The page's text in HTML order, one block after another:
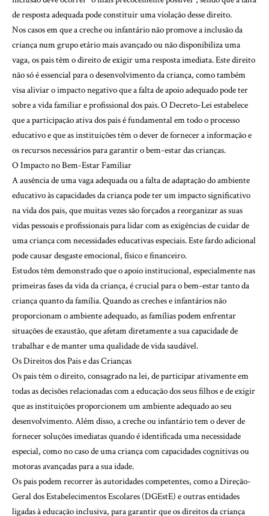
de resposta adequada pode constituir uma violação desse direito.
Nos casos em que a creche ou infantário não promove a inclusão da
criança num grupo etário mais avançado ou não disponibiliza uma
vaga, os pais têm o direito de exigir uma resposta imediata. Este direito
não só é essencial para o desenvolvimento da criança, como também
visa aliviar o impacto negativo que a falta de apoio adequado pode ter
sobre a vida familiar e profissional dos pais. O Decreto-Lei estabelece
que a participação ativa dos pais é fundamental em todo o processo
educativo e que as instituições têm o dever de fornecer a informação e
os recursos necessários para garantir o bem-estar das crianças.
O Impacto no Bem-Estar Familiar
A ausência de uma vaga adequada ou a falta de adaptação do ambiente
educativo às capacidades da criança pode ter um impacto significativo
na vida dos pais, que muitas vezes são forçados a reorganizar as suas
vidas pessoais e profissionais para lidar com as exigências de cuidar de
uma criança com necessidades educativas especiais. Este fardo adicional
pode causar desgaste emocional, físico e financeiro.
Estudos têm demonstrado que o apoio institucional, especialmente nas
primeiras fases da vida da criança, é crucial para o bem-estar tanto da
criança quanto da família. Quando as creches e infantários não
proporcionam o ambiente adequado, as famílias podem enfrentar
situações de exaustão, que afetam diretamente a sua capacidade de
trabalhar e de manter uma qualidade de vida saudável.
Os Direitos dos Pais e das Crianças
Os pais têm o direito, consagrado na lei, de participar ativamente em
todas as decisões relacionadas com a educação dos seus filhos e de exigir
que as instituições proporcionem um ambiente adequado ao seu
desenvolvimento. Além disso, a creche ou infantário tem o dever de
fornecer soluções imediatas quando é identificada uma necessidade
especial, como no caso de uma criança com capacidades cognitivas ou
motoras avançadas para a sua idade.
Os pais podem recorrer às autoridades competentes, como a Direção-
Geral dos Estabelecimentos Escolares (DGEstE) e outras entidades
ligadas à educação inclusiva, para garantir que os direitos da criança